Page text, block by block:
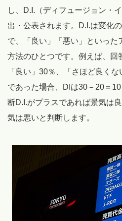
し、D.I.（ディフュージョン・
出・公表されます。D.I.は変化
で、「良い」「悪い」といった
方法のひとつです。例えば、回
「良い」30％、「さほど良く
であった場合、DIは30－20＝
断D.I.がプラスであれば景気は
気は悪いと判断します。